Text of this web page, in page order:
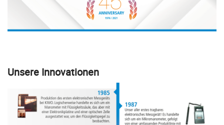
Unsere Innovationen